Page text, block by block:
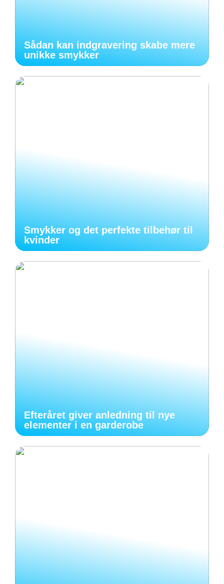
Sådan kan indgravering skabe mere
unikke smykker
Smykker og det perfekte tilbehør til
kvinder
Efteråret giver anledning til nye
elementer i en garderobe